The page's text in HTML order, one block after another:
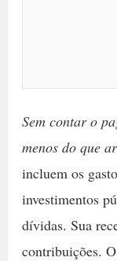
Sem contar o
menos do que
incluem os
investimentos
dívidas. Sua
contribuições.